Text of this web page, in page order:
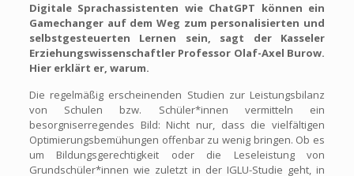
Digitale Sprachassistenten wie ChatGPT können ein
Gamechanger auf dem Weg zum personalisierten und
selbstgesteuerten Lernen sein, sagt der Kasseler
Erziehungswissenschaftler Professor Olaf-Axel Burow.
Hier erklärt er, warum.
Die regelmäßig erscheinenden Studien zur Leistungsbilanz
von Schulen bzw. Schüler*innen vermitteln ein
besorgniserregendes Bild: Nicht nur, dass die vielfältigen
Optimierungsbemühungen offenbar zu wenig bringen. Ob es
um Bildungsgerechtigkeit oder die Leseleistung von
Grundschüler*innen wie zuletzt in der IGLU-Studie geht, in